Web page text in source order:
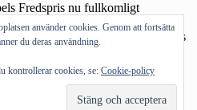
Fredspris nu fullkomligt
Oavsett vad man gillar Obama –
president måste helt klart klassas
Den person som sitter med
person som måste ta beslut om
använder cookies. Genom att fortsätta
du deras användning.
kontrollerar cookies, se: Cookie-policy